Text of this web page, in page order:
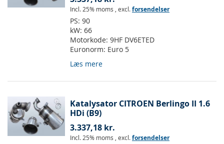
Incl. 25% moms , excl.forsendelser
PS: 90
kW: 66
Motorkode: 9HF DV6ETED
Euronorm: Euro 5
Læs mere
Katalysator CITROEN Berlingo II 1.6
HDi (B9)
3.337,18 kr.
Incl. 25% moms , excl.forsendelser